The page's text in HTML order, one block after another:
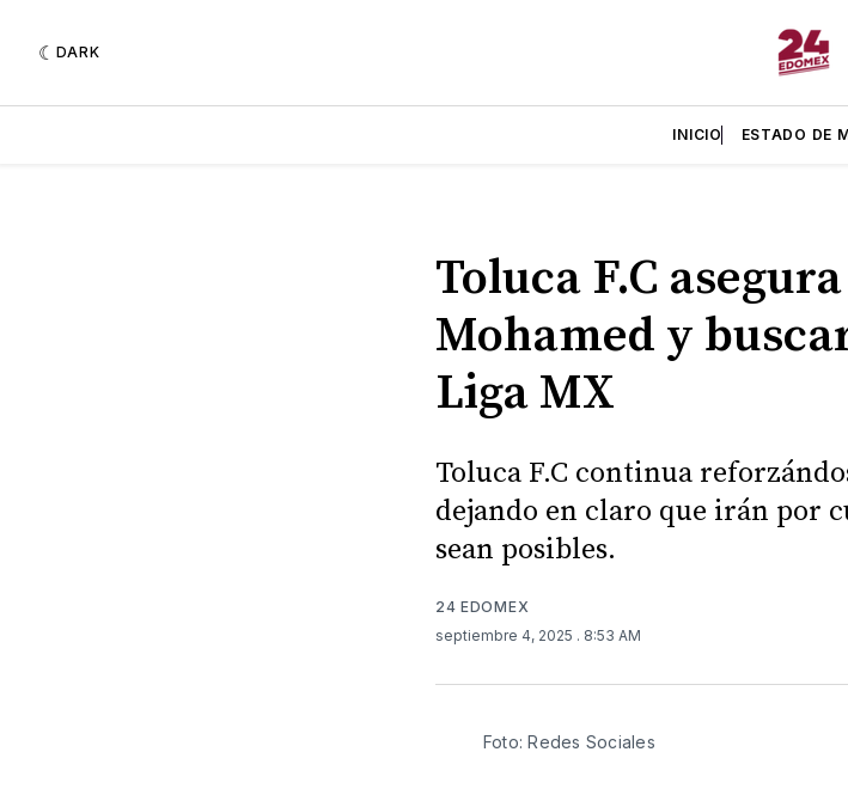
DARK
INICIO ESTADO DE
Toluca F.C
Mohamed y
Liga MX
Toluca F.C continua
dejando en claro que irán por
sean posibles.
24 EDOMEX
septiembre 4, 2025 . 8:53 AM
Foto: Redes Sociales